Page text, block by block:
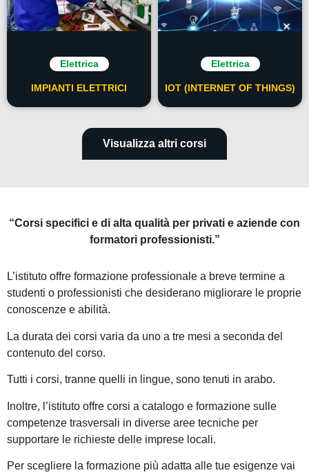
Elettrica
IMPIANTI ELETTRICI
Elettrica
IOT (INTERNET OF THINGS)
Visualizza altri corsi
“Corsi specifici e di alta qualità per privati e aziende con
formatori professionisti.”
L’istituto offre formazione professionale a breve termine a
studenti o professionisti che desiderano migliorare le proprie
conoscenze e abilità.
La durata dei corsi varia da uno a tre mesi a seconda del
contenuto del corso.
Tutti i corsi, tranne quelli in lingue, sono tenuti in arabo.
Inoltre, l’istituto offre corsi a catalogo e formazione sulle
competenze trasversali in diverse aree tecniche per
supportare le richieste delle imprese locali.
Per scegliere la formazione più adatta alle tue esigenze vai